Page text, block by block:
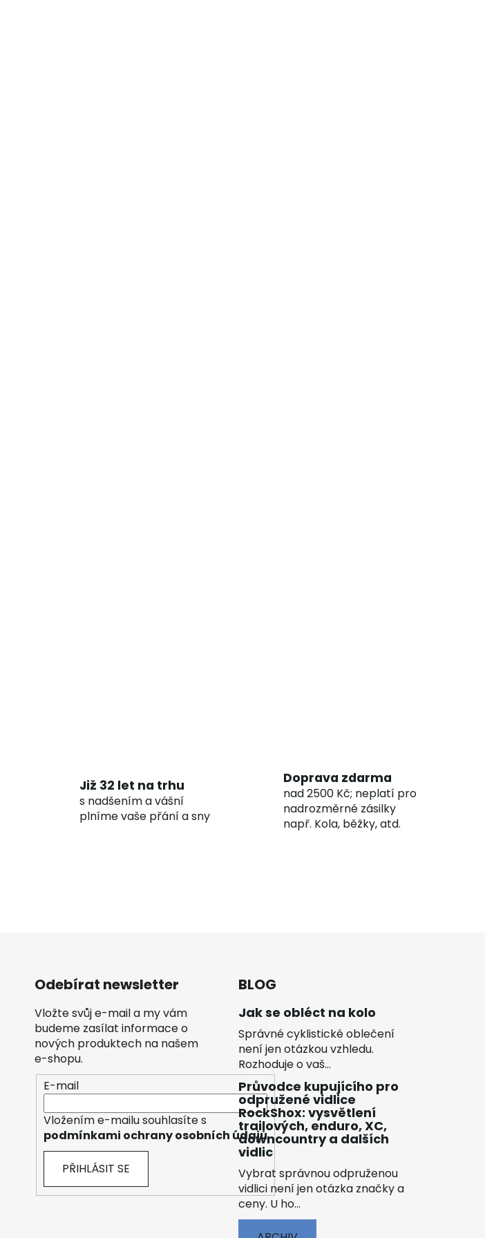
Již 32 let na trhu
s nadšením a vášní
plníme vaše přání a sny
Doprava zdarma
nad 2500 Kč; neplatí pro
nadrozměrné zásilky
např. Kola, běžky, atd.
Odebírat newsletter
Vložte svůj e-mail a my vám
budeme zasílat informace o
nových produktech na našem
e-shopu.
E-mail
Vložením e-mailu souhlasíte s
podmínkami ochrany osobních údajů
PŘIHLÁSIT SE
BLOG
Jak se obléct na kolo
Správné cyklistické oblečení
není jen otázkou vzhledu.
Rozhoduje o vaš...
Průvodce kupujícího pro
odpružené vidlice
RockShox: vysvětlení
trailových, enduro, XC,
downcountry a dalších
vidlic
Vybrat správnou odpruženou
vidlici není jen otázka značky a
ceny. U ho...